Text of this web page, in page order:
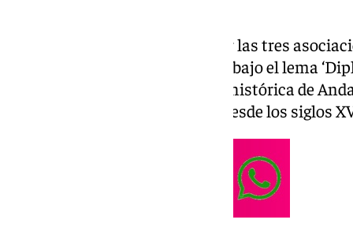
Organizado conjuntamente por las tres
Cádiz-Ceuta, Málaga y Sevilla, y bajo el lema
encuentro subraya la vocación histórica de
de relaciones internacionales desde los siglos